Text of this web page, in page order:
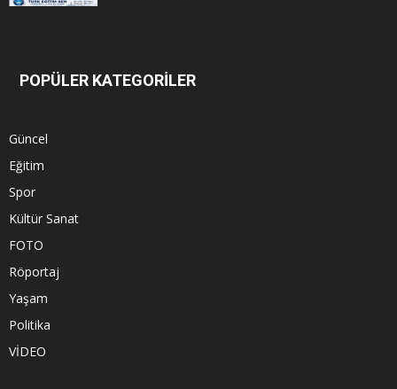
POPÜLER KATEGORİLER
Güncel
Eğitim
Spor
Kültür Sanat
FOTO
Röportaj
Yaşam
Politika
VİDEO